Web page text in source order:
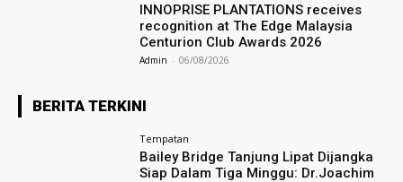
INNOPRISE PLANTATIONS receives
recognition at The Edge Malaysia
Centurion Club Awards 2026
Admin - 06/08/2026
BERITA TERKINI
Tempatan
Bailey Bridge Tanjung Lipat Dijangka
Siap Dalam Tiga Minggu: Dr.Joachim